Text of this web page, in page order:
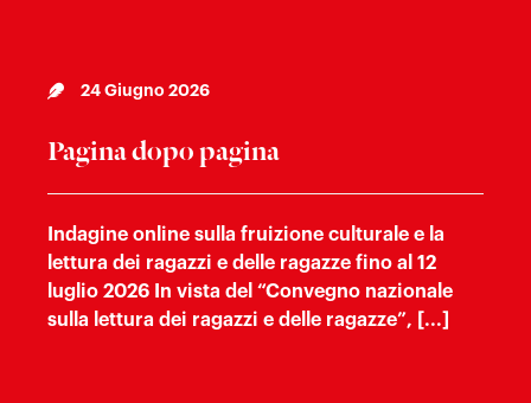
24 Giugno 2026
Pagina dopo pagina
Indagine online sulla fruizione culturale e la
lettura dei ragazzi e delle ragazze fino al 12
luglio 2026 In vista del “Convegno nazionale
sulla lettura dei ragazzi e delle ragazze”, [...]